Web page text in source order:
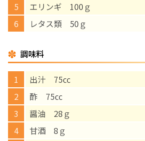
エリンギ 100ｇ
レタス類 50ｇ
調味料
出汁 75㏄
酢 75㏄
醤油 28ｇ
甘酒 8ｇ
医師プロフィール